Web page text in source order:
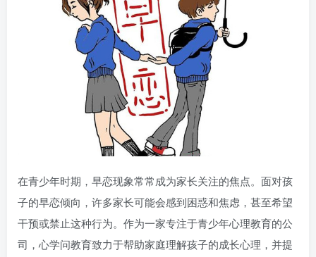
在青少年时期，早恋现象常常成为家长关注的焦点。面对孩
子的早恋倾向，许多家长可能会感到困惑和焦虑，甚至希望
干预或禁止这种行为。作为一家专注于青少年心理教育的公
司，心学问教育致力于帮助家庭理解孩子的成长心理，并提